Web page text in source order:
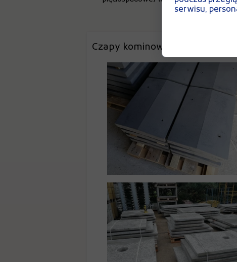
Czapy kominowe - przykładowe
serwisu,